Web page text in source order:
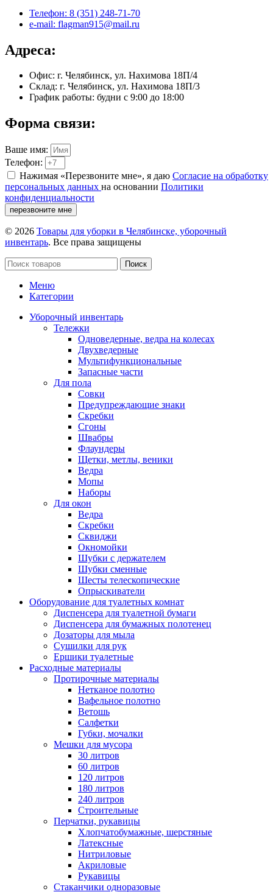
Телефон: 8 (351) 248-71-70
e-mail: flagman915@mail.ru
Адреса:
Офис: г. Челябинск, ул. Нахимова 18П/4
Склад: г. Челябинск, ул. Нахимова 18П/3
График работы: будни с 9:00 до 18:00
Форма связи:
Ваше имя:
Телефон:
Нажимая «Перезвоните мне», я даю Согласие на обработку
персональных данных на основании Политики
конфиденциальности
перезвоните мне
© 2026 Товары для уборки в Челябинске, уборочный
инвентарь. Все права защищены
Поиск
Меню
Категории
Уборочный инвентарь
Тележки
Одноведерные, ведра на колесах
Двухведерные
Мультифункциональные
Запасные части
Для пола
Совки
Предупреждающие знаки
Скребки
Сгоны
Швабры
Флаундеры
Щетки, метлы, веники
Ведра
Мопы
Наборы
Для окон
Ведра
Скребки
Сквиджи
Окномойки
Шубки с держателем
Шубки сменные
Шесты телескопические
Опрыскиватели
Оборудование для туалетных комнат
Диспенсера для туалетной бумаги
Диспенсера для бумажных полотенец
Дозаторы для мыла
Сушилки для рук
Ершики туалетные
Расходные материалы
Протирочные материалы
Нетканое полотно
Вафельное полотно
Ветошь
Салфетки
Губки, мочалки
Мешки для мусора
30 литров
60 литров
120 литров
180 литров
240 литров
Строительные
Перчатки, рукавицы
Хлопчатобумажные, шерстяные
Латексные
Нитриловые
Акриловые
Рукавицы
Стаканчики одноразовые